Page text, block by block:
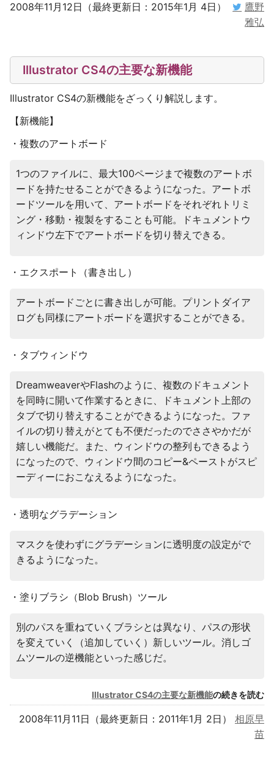
2008年11月12日（最終更新日：2015年1月 4日）
鷹野
雅弘
Illustrator CS4の主要な新機能
Illustrator CS4の新機能をざっくり解説します。
【新機能】
・複数のアートボード
1つのファイルに、最大100ページまで複数のアートボ
ードを持たせることができるようになった。アートボ
ードツールを用いて、アートボードをそれぞれトリミ
ング・移動・複製をすることも可能。ドキュメントウ
ィンドウ左下でアートボードを切り替えできる。
・エクスポート（書き出し）
アートボードごとに書き出しが可能。プリントダイア
ログも同様にアートボードを選択することができる。
・タブウィンドウ
DreamweaverやFlashのように、複数のドキュメント
を同時に開いて作業するときに、ドキュメント上部の
タブで切り替えすることができるようになった。ファ
イルの切り替えがとても不便だったのでささやかだが
嬉しい機能だ。また、ウィンドウの整列もできるよう
になったので、ウィンドウ間のコピー&ペーストがスピ
ーディーにおこなえるようになった。
・透明なグラデーション
マスクを使わずにグラデーションに透明度の設定がで
きるようになった。
・塗りブラシ（Blob Brush）ツール
別のパスを重ねていくブラシとは異なり、パスの形状
を変えていく（追加していく）新しいツール。消しゴ
ムツールの逆機能といった感じだ。
Illustrator CS4の主要な新機能の続きを読む
2008年11月11日（最終更新日：2011年1月 2日） 相原早
苗